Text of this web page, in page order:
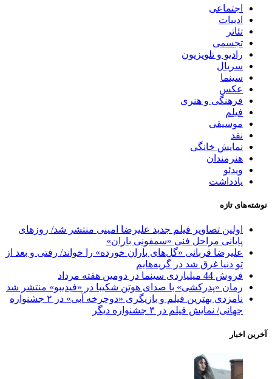
اجتماعی
ادبیات
تئاتر
تجسمی
رادیو و تلویزیون
سریال
سینما
عکس
فرهنگی و هنری
فیلم
موسیقی
نقد
نمایش خانگی
هنرمندان
ویدئو
یادداشت
نوشته‌های تازه
اولین تصاویر فیلم جدید علیرضا امینی منتشر شد/ روزهای
پایانی مراحل فنی «سمفونی باران»
علیرضا قربانی «گل‌های باران خورده» را خواند/ رفتی و بعد از
تو دنیا غرق شد در گریه‌هایم
فروش 44 میلیاردی سینما در دومین هفته مرداد
رمان «پدرکشی» با صدای هوتن شکیبا در «فیدیبو» منتشر شد
نامزدی بهترین فیلم و بازیگری «دوچرخه آبی» در ۲ جشنواره
جهانی/ نمایش فیلم در ۳ جشنواره دیگر
آخرین اخبار